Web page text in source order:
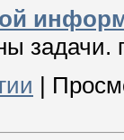
задачи.
|